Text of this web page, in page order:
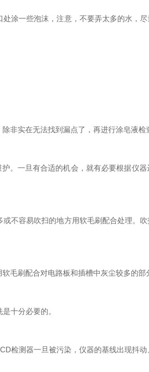
一些泡沫，注意，不要弄太多的水，
实在无法找到漏点了，再进行涂皂液检
一旦有合适的机会，就有必要根据仪
容易吹扫的地方用软毛刷配合处理。
刷配合对电路板和插槽中灰尘较多的部
十分必要的。
测器一旦被污染，仪器的基线出现抖动